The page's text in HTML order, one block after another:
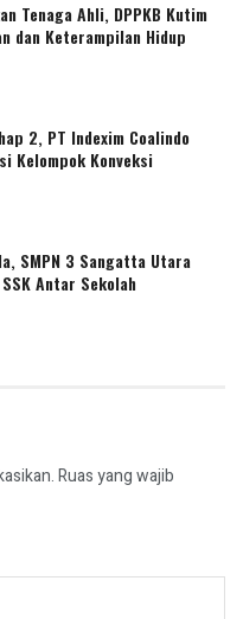
Tenaga Ahli, DPPKB Kutim
dan Keterampilan Hidup
2, PT Indexim Coalindo
Kelompok Konveksi
SMPN 3 Sangatta Utara
Antar Sekolah
Ruas yang wajib